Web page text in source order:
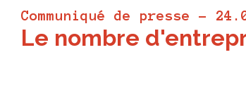
Communiqué de presse -
Le nombre